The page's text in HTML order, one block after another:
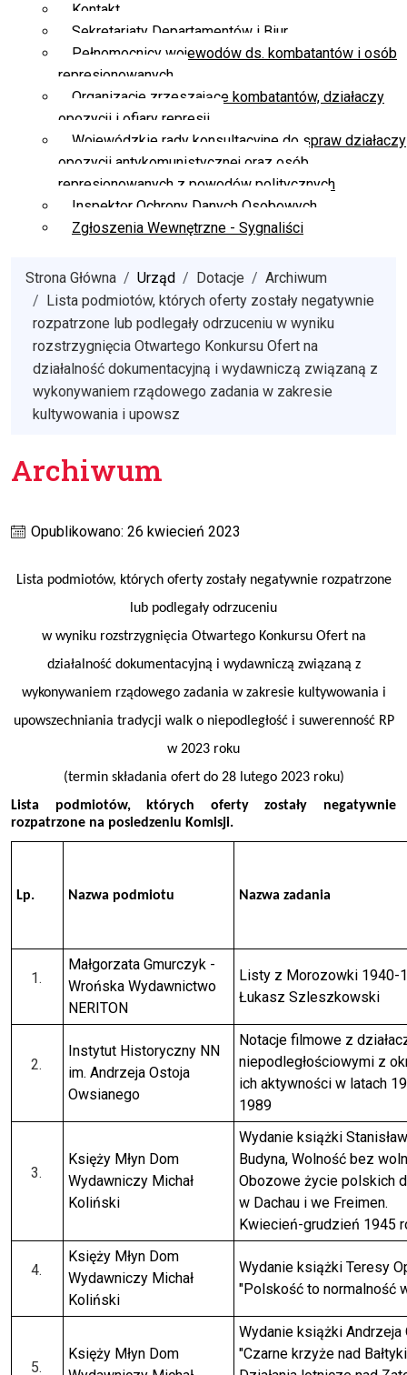
Kontakt
Sekretariaty Departamentów i Biur
Pełnomocnicy wojewodów ds. kombatantów i osób
represjonowanych
Organizacje zrzeszające kombatantów, działaczy
opozycji i ofiary represji
Wojewódzkie rady konsultacyjne do spraw działaczy
opozycji antykomunistycznej oraz osób
represjonowanych z powodów politycznych
Inspektor Ochrony Danych Osobowych
Zgłoszenia Wewnętrzne - Sygnaliści
Strona Główna Urząd Dotacje
Archiwum
Lista podmiotów, których oferty zostały negatywnie
rozpatrzone lub podlegały odrzuceniu w wyniku
rozstrzygnięcia Otwartego Konkursu Ofert na
działalność dokumentacyjną i wydawniczą związaną z
wykonywaniem rządowego zadania w zakresie
kultywowania i upowsz
Archiwum
Opublikowano: 26 kwiecień 2023
Lista podmiotów, których oferty zostały negatywnie rozpatrzone
lub podlegały odrzuceniu
w wyniku rozstrzygnięcia Otwartego Konkursu Ofert na
działalność dokumentacyjną i wydawniczą związaną z
wykonywaniem rządowego zadania w zakresie kultywowania i
upowszechniania tradycji walk o niepodległość i suwerenność RP
w 2023 roku
(termin składania ofert do 28lutego 2023roku)
Lista podmiotów, których oferty zostały negatywnie
rozpatrzone na posiedzeniu Komisji.
Lp. Nazwa podmiotu Nazwa zadania
Małgorzata Gmurczyk -
Wrońska Wydawnictwo
NERITON
Listy z Morozowki 1940-
Łukasz Szleszkowski
Instytut Historyczny NN
im. Andrzeja Ostoja
Owsianego
Notacje filmowe z
niepodległościowymi z
ich aktywności w latach
1989
Księży Młyn Dom
Wydawniczy Michał
Koliński
Wydanie książki
Budyna, Wolność bez
Obozowe życie polskich
w Dachau i we Freimen.
Kwiecień-grudzień 1945
Księży Młyn Dom
Wydawniczy Michał
Koliński
Wydanie książki Teresy
"Polskość to normalność
Księży Młyn Dom
Wydanie książki Andrzeja
"Czarne krzyże nad